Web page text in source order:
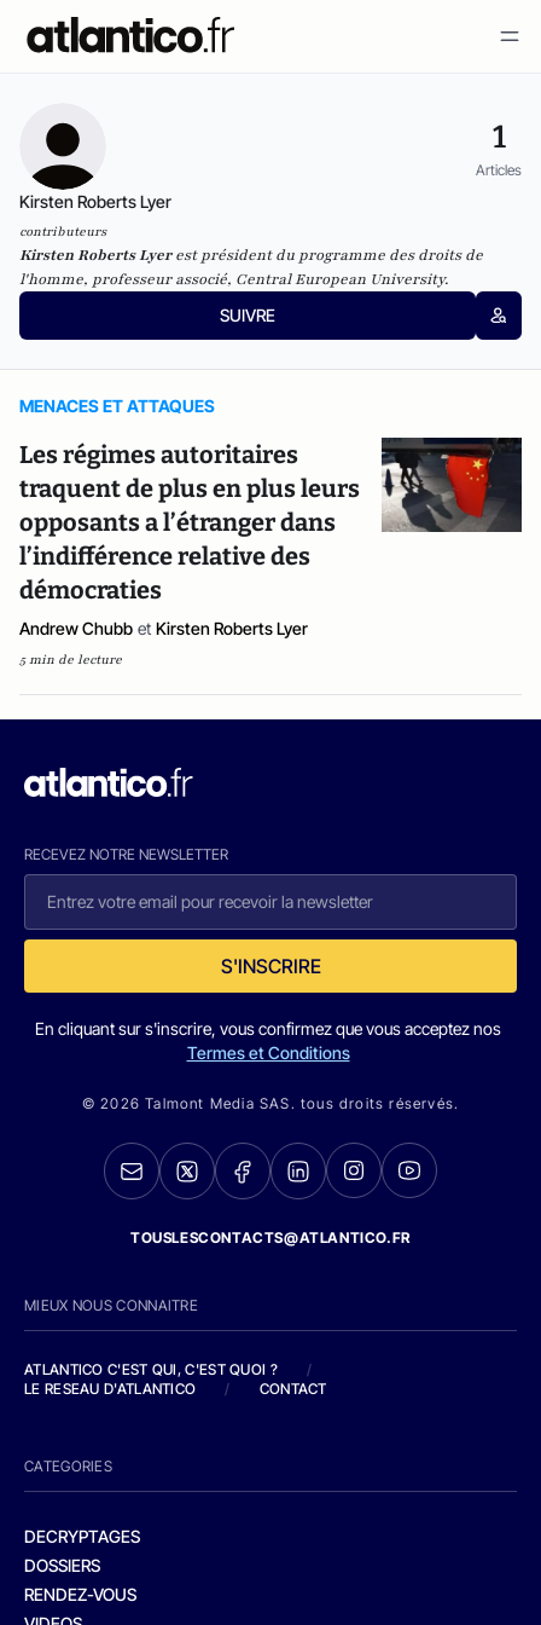
1
Articles
Kirsten Roberts Lyer
contributeurs
Kirsten Roberts Lyerest président du programme des droits de
l'homme, professeur associé, Central European University.
SUIVRE
MENACES ET ATTAQUES
Les régimes autoritaires
traquent de plus en plus leurs
opposants a l’étranger dans
l’indifférence relative des
démocraties
Andrew Chubb et Kirsten Roberts Lyer
5 min de lecture
RECEVEZ NOTRE NEWSLETTER
S'INSCRIRE
En cliquant sur s'inscrire, vous confirmez que vous acceptez nos
Termes et Conditions
© 2026 Talmont Media SAS. tous droits réservés.
TOUSLESCONTACTS@ATLANTICO.FR
MIEUX NOUS CONNAITRE
ATLANTICO C'EST QUI, C'EST QUOI ?
/
LE RESEAU D'ATLANTICO
/ CONTACT
CATEGORIES
DECRYPTAGES
DOSSIERS
RENDEZ-VOUS